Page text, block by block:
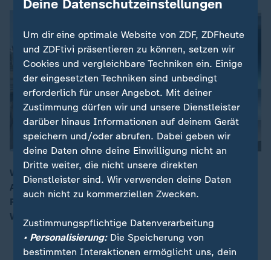
00:16
Welche Pläne verfolgen die USA und Israel mit den
Angriffen auf Iran? ZDF-Korrespondenten Thomas
Reichart aus Tel Aviv und Claudia Bates aus
Washington ordnen ein.
Deine Datenschutzeinstellungen
Um dir eine optimale Website von ZDF, ZDFheute
und ZDFtivi präsentieren zu können, setzen wir
Cookies und vergleichbare Techniken ein. Einige
der eingesetzten Techniken sind unbedingt
erforderlich für unser Angebot. Mit deiner
Zustimmung dürfen wir und unsere Dienstleister
darüber hinaus Informationen auf deinem Gerät
speichern und/oder abrufen. Dabei geben wir
deine Daten ohne deine Einwilligung nicht an
Dritte weiter, die nicht unsere direkten
Dienstleister sind. Wir verwenden deine Daten
auch nicht zu kommerziellen Zwecken.
Zustimmungspflichtige Datenverarbeitung
• Personalisierung:Die Speicherung von
bestimmten Interaktionen ermöglicht uns, dein